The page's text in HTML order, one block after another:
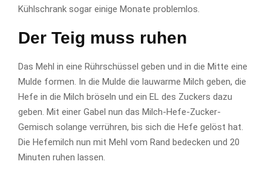
Kühlschrank sogar einige Monate problemlos.
Der Teig muss ruhen
Das Mehl in eine Rührschüssel geben und in die Mitte eine
Mulde formen. In die Mulde die lauwarme Milch geben, die
Hefe in die Milch bröseln und ein EL des Zuckers dazu
geben. Mit einer Gabel nun das Milch-Hefe-Zucker-
Gemisch solange verrühren, bis sich die Hefe gelöst hat.
Die Hefemilch nun mit Mehl vom Rand bedecken und 20
Minuten ruhen lassen.